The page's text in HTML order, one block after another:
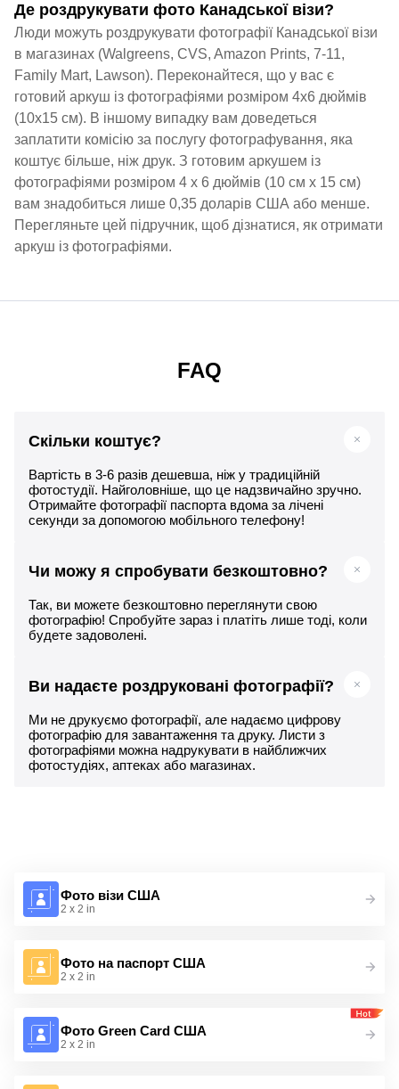
Де роздрукувати фото Канадської візи?
Люди можуть роздрукувати фотографії Канадської візи
в магазинах (Walgreens, CVS, Amazon Prints, 7-11,
Family Mart, Lawson). Переконайтеся, що у вас є
готовий аркуш із фотографіями розміром 4x6 дюймів
(10x15 см). В іншому випадку вам доведеться
заплатити комісію за послугу фотографування, яка
коштує більше, ніж друк. З готовим аркушем із
фотографіями розміром 4 x 6 дюймів (10 см x 15 см)
вам знадобиться лише 0,35 доларів США або менше.
Перегляньте цей підручник, щоб дізнатися, як отримати
аркуш із фотографіями.
FAQ
Скільки коштує?
Вартість в 3-6 разів дешевша, ніж у традиційній
фотостудії. Найголовніше, що це надзвичайно зручно.
Отримайте фотографії паспорта вдома за лічені
секунди за допомогою мобільного телефону!
Чи можу я спробувати безкоштовно?
Так, ви можете безкоштовно переглянути свою
фотографію! Спробуйте зараз і платіть лише тоді, коли
будете задоволені.
Ви надаєте роздруковані фотографії?
Ми не друкуємо фотографії, але надаємо цифрову
фотографію для завантаження та друку. Листи з
фотографіями можна надрукувати в найближчих
фотостудіях, аптеках або магазинах.
Фото візи США
2 x 2 in
Фото на паспорт США
2 x 2 in
Фото Green Card США
2 x 2 in